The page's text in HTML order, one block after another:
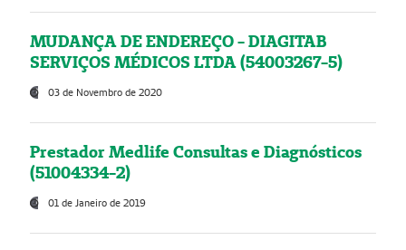
MUDANÇA DE ENDEREÇO - DIAGITAB
SERVIÇOS MÉDICOS LTDA (54003267-5)
03 de Novembro de 2020
Prestador Medlife Consultas e Diagnósticos
(51004334-2)
01 de Janeiro de 2019